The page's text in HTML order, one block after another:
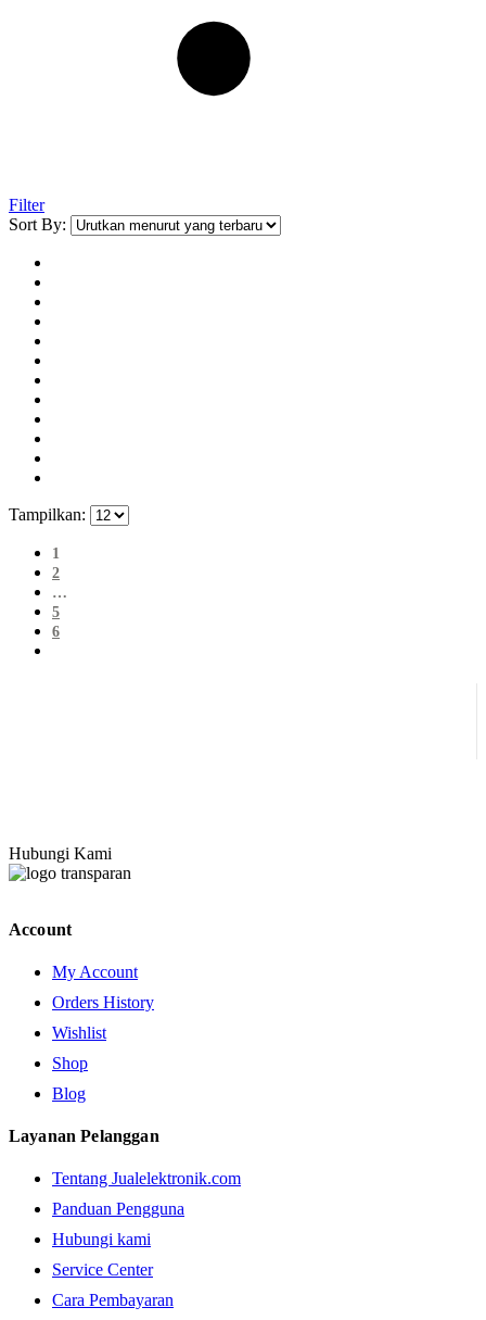
Filter
Sort By:
Tampilkan:
1
2
…
5
6
Hubungi Kami
Account
My Account
Orders History
Wishlist
Shop
Blog
Layanan Pelanggan
Tentang Jualelektronik.com
Panduan Pengguna
Hubungi kami
Service Center
Cara Pembayaran